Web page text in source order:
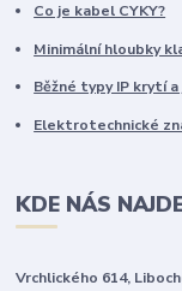
Co je kabel CYKY?
Minimální hloubky
Běžné typy IP krytí
Elektrotechnické
KDE NÁS
Vrchlického 614,